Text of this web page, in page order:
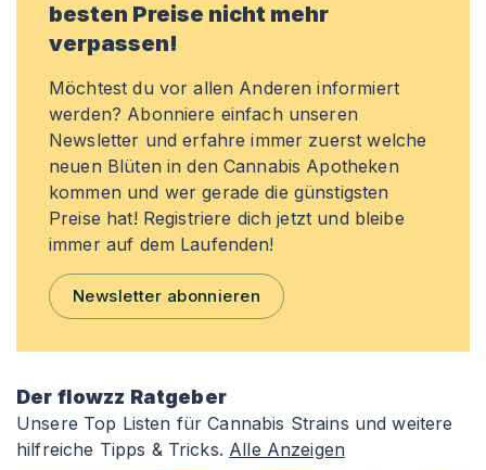
besten Preise nicht mehr
verpassen!
Möchtest du vor allen Anderen informiert
werden? Abonniere einfach unseren
Newsletter und erfahre immer zuerst welche
neuen Blüten in den Cannabis Apotheken
kommen und wer gerade die günstigsten
Preise hat! Registriere dich jetzt und bleibe
immer auf dem Laufenden!
Newsletter abonnieren
Der flowzz Ratgeber
Unsere Top Listen für Cannabis Strains und weitere
hilfreiche Tipps & Tricks. Alle Anzeigen